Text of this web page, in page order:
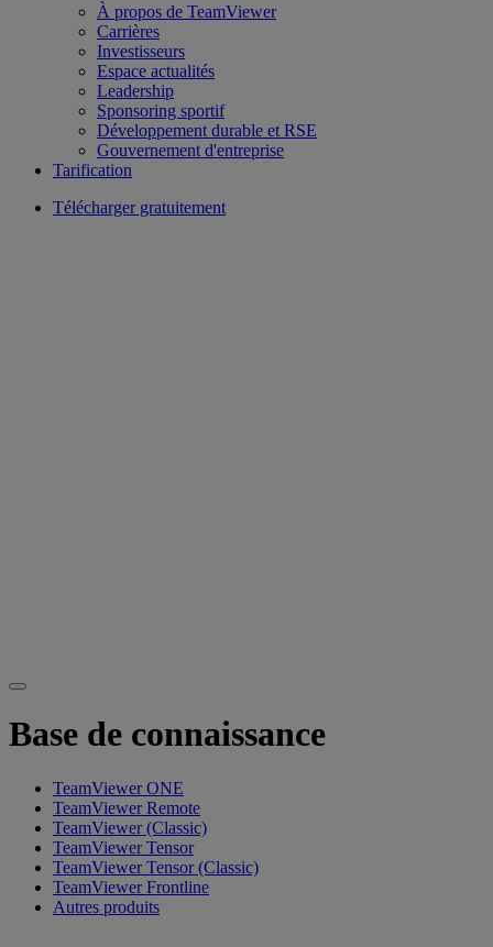
À propos de TeamViewer
Carrières
Investisseurs
Espace actualités
Leadership
Sponsoring sportif
Développement durable et RSE
Gouvernement d'entreprise
Tarification
Télécharger gratuitement
Base de connaissance
TeamViewer ONE
TeamViewer Remote
TeamViewer (Classic)
TeamViewer Tensor
TeamViewer Tensor (Classic)
TeamViewer Frontline
Autres produits